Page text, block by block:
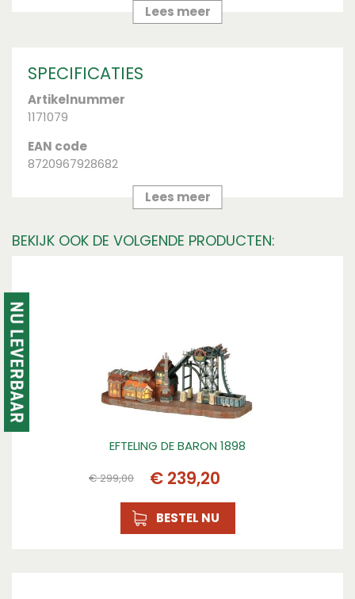
tot leven, compleet met de iconische muziek die
het verhaal zo spannend maakt.
verzamelaars van unieke miniaturen. Zet hem neer
Efteling in huis zorgt gegarandeerd voor
verwondering.
- Speelt de originele Dans Macabre-melodie
- Compact formaat, perfect voor op een plank of
- Leuk als cadeau voor jong en oud
huis!
Lees meer
SPECIFICATIES
Artikelnummer
1171079
EAN code
8720967928682
Diameter (cm)
Lengte (cm)
Lees meer
BEKIJK OOK DE VOLGENDE PRODUCTEN:
EFTELING DE BARON 1898
€299,00 € 239,20
BESTEL NU